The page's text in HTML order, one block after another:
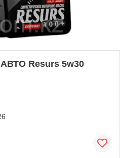
Resurs 5w30